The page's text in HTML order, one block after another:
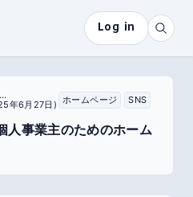
Log in
岡本侑馬 ガガガ決算/SpreadSite
年6月27日) ホームページ SNS
人事業主のためのホーム